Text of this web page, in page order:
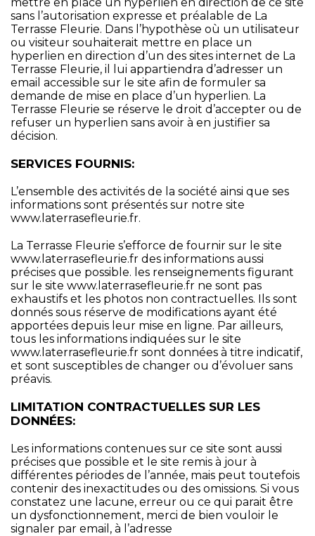
sans l’autorisation expresse et préalable de La
Terrasse Fleurie. Dans l’hypothèse où un utilisateur
ou visiteur souhaiterait mettre en place un
hyperlien en direction d’un des sites internet de La
Terrasse Fleurie, il lui appartiendra d’adresser un
email accessible sur le site afin de formuler sa
demande de mise en place d’un hyperlien. La
Terrasse Fleurie se réserve le droit d’accepter ou de
refuser un hyperlien sans avoir à en justifier sa
décision.
SERVICES FOURNIS:
L’ensemble des activités de la société ainsi que ses
informations sont présentés sur notre site
www.laterrasefleurie.fr.
La Terrasse Fleurie s’efforce de fournir sur le site
www.laterrasefleurie.fr des informations aussi
précises que possible. les renseignements figurant
sur le site www.laterrasefleurie.fr ne sont pas
exhaustifs et les photos non contractuelles. Ils sont
donnés sous réserve de modifications ayant été
apportées depuis leur mise en ligne. Par ailleurs,
tous les informations indiquées sur le site
www.laterrasefleurie.fr sont données à titre indicatif,
et sont susceptibles de changer ou d’évoluer sans
préavis.
LIMITATION CONTRACTUELLES SUR LES
DONNÉES:
Les informations contenues sur ce site sont aussi
précises que possible et le site remis à jour à
différentes périodes de l’année, mais peut toutefois
contenir des inexactitudes ou des omissions. Si vous
constatez une lacune, erreur ou ce qui parait être
un dysfonctionnement, merci de bien vouloir le
signaler par email, à l’adresse